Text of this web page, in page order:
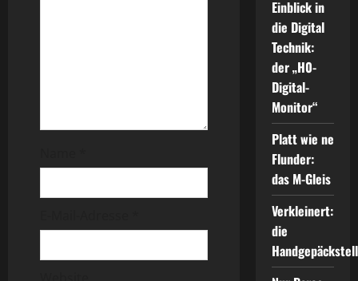
Einblick in
die Digital
Technik:
der „H0-
Digital-
Monitor“
Platt wie ne
Flunder:
das M-Gleis
Verkleinert:
die